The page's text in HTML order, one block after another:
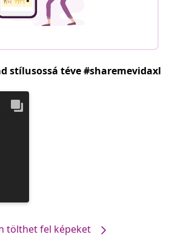
stílusossá téve #sharemevidaxl
tölthet fel képeket